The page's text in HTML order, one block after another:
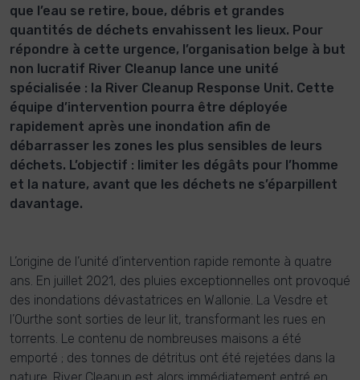
que l’eau se retire, boue, débris et grandes
quantités de déchets envahissent les lieux. Pour
répondre à cette urgence, l’organisation belge à but
non lucratif River Cleanup lance une unité
spécialisée : la River Cleanup Response Unit. Cette
équipe d’intervention pourra être déployée
rapidement après une inondation afin de
débarrasser les zones les plus sensibles de leurs
déchets. L’objectif : limiter les dégâts pour l’homme
et la nature, avant que les déchets ne s’éparpillent
davantage.
L’origine de l’unité d’intervention rapide remonte à quatre
ans. En juillet 2021, des pluies exceptionnelles ont provoqué
des inondations dévastatrices en Wallonie. La Vesdre et
l’Ourthe sont sorties de leur lit, transformant les rues en
torrents. Le contenu de nombreuses maisons a été
emporté ; des tonnes de détritus ont été rejetées dans la